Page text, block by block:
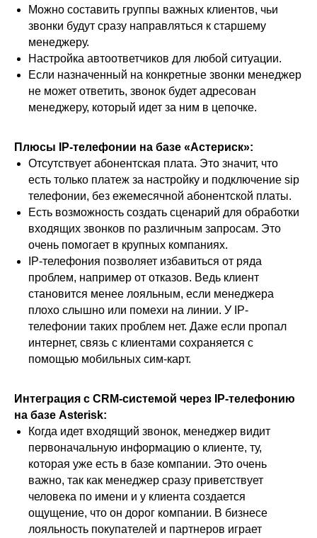
Можно составить группы важных клиентов, чьи
звонки будут сразу направляться к старшему
менеджеру.
Настройка автоответчиков для любой ситуации.
Если назначенный на конкретные звонки менеджер
не может ответить, звонок будет адресован
менеджеру, который идет за ним в цепочке.
Плюсы IP-телефонии на базе «Астериск»:
Отсутствует абонентская плата. Это значит, что
есть только платеж за настройку и подключение sip
телефонии, без ежемесячной абонентской платы.
Есть возможность создать сценарий для обработки
входящих звонков по различным запросам. Это
очень помогает в крупных компаниях.
IP-телефония позволяет избавиться от ряда
проблем, например от отказов. Ведь клиент
становится менее лояльным, если менеджера
плохо слышно или помехи на линии. У IP-
телефонии таких проблем нет. Даже если пропал
интернет, связь с клиентами сохраняется с
помощью мобильных сим-карт.
Интеграция с CRM-системой через IP-телефонию
на базе Asterisk:
Когда идет входящий звонок, менеджер видит
первоначальную информацию о клиенте, ту,
которая уже есть в базе компании. Это очень
важно, так как менеджер сразу приветствует
человека по имени и у клиента создается
ощущение, что он дорог компании. В бизнесе
лояльность покупателей и партнеров играет